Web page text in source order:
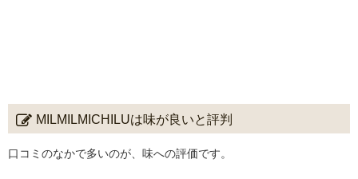
MILMILMICHILUは味が良いと評判
口コミのなかで多いのが、味への評価です。